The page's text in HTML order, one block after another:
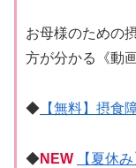
お母様のための
方が分かる《動
◆ 【無料】摂食
◆NEW 【夏休